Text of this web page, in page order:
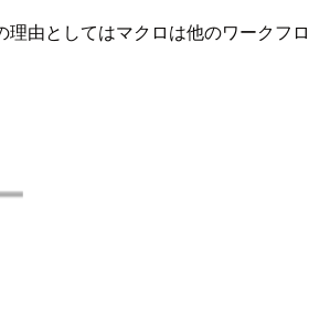
由としてはマクロは他のワーク